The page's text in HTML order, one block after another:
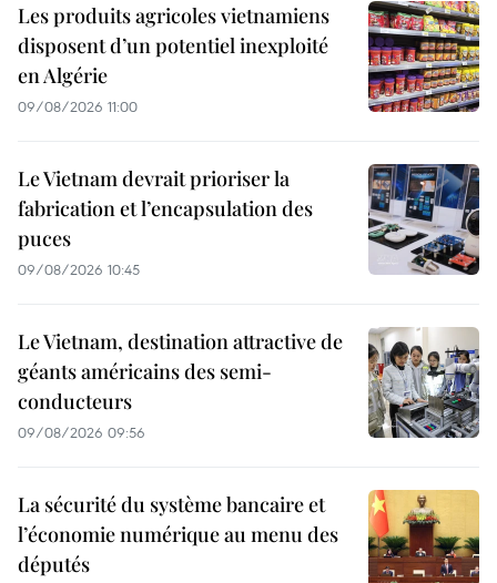
Les produits agricoles vietnamiens
disposent d’un potentiel inexploité
en Algérie
09/08/2026 11:00
Le Vietnam devrait prioriser la
fabrication et l’encapsulation des
puces
09/08/2026 10:45
Le Vietnam, destination attractive de
géants américains des semi-
conducteurs
09/08/2026 09:56
La sécurité du système bancaire et
l’économie numérique au menu des
députés